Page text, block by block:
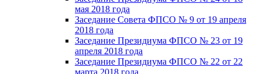
мая 2018 года
Заседание Совета ФПСО № 9 от 19 апреля
2018 года
Заседание Президиума ФПСО № 23 от 19
апреля 2018 года
Заседание Президиума ФПСО № 22 от 22
марта 2018 года